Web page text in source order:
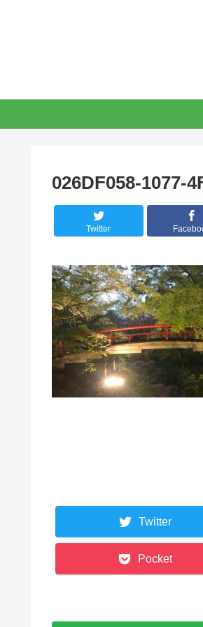
026DF058-1077-
Twitter
Twitter
Pocket